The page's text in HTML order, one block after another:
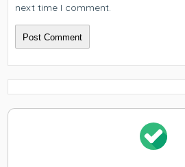
next time I comment.